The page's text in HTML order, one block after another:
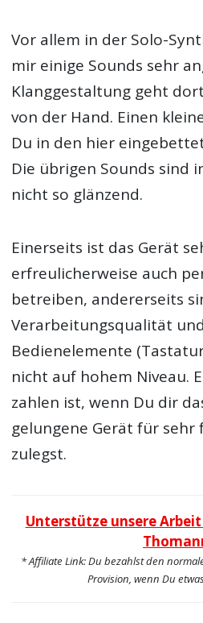
Vor allem in der Solo-
mir einige Sounds sehr
Klanggestaltung geht
von der Hand. Einen
Du in den hier
Die übrigen Sounds sind
nicht so glänzend.
Einerseits ist das Gerät
erfreulicherweise auch
betreiben, andererseits
Verarbeitungsqualität
Bedienelemente
nicht auf hohem Niveau.
zahlen ist, wenn Du dir
gelungene Gerät für sehr
zulegst.
Unterstütze unsere
* Affiliate Link: Du bezahlst den
Provision, wenn Du